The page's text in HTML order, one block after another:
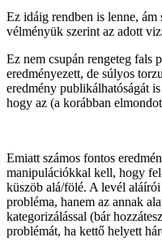
Ez idáig rendben is lenne, ám
vélményük szerint az adott
Ez nem csupán rengeteg fals
eredményezett, de súlyos
eredmény publikálhatóságát
hogy az (a korábban
Emiatt számos fontos
manipulációkkal kell, hogy
küszöb alá/fölé. A levél
probléma, hanem az annak
kategorizálással (bár
problémát, ha kettő helyett